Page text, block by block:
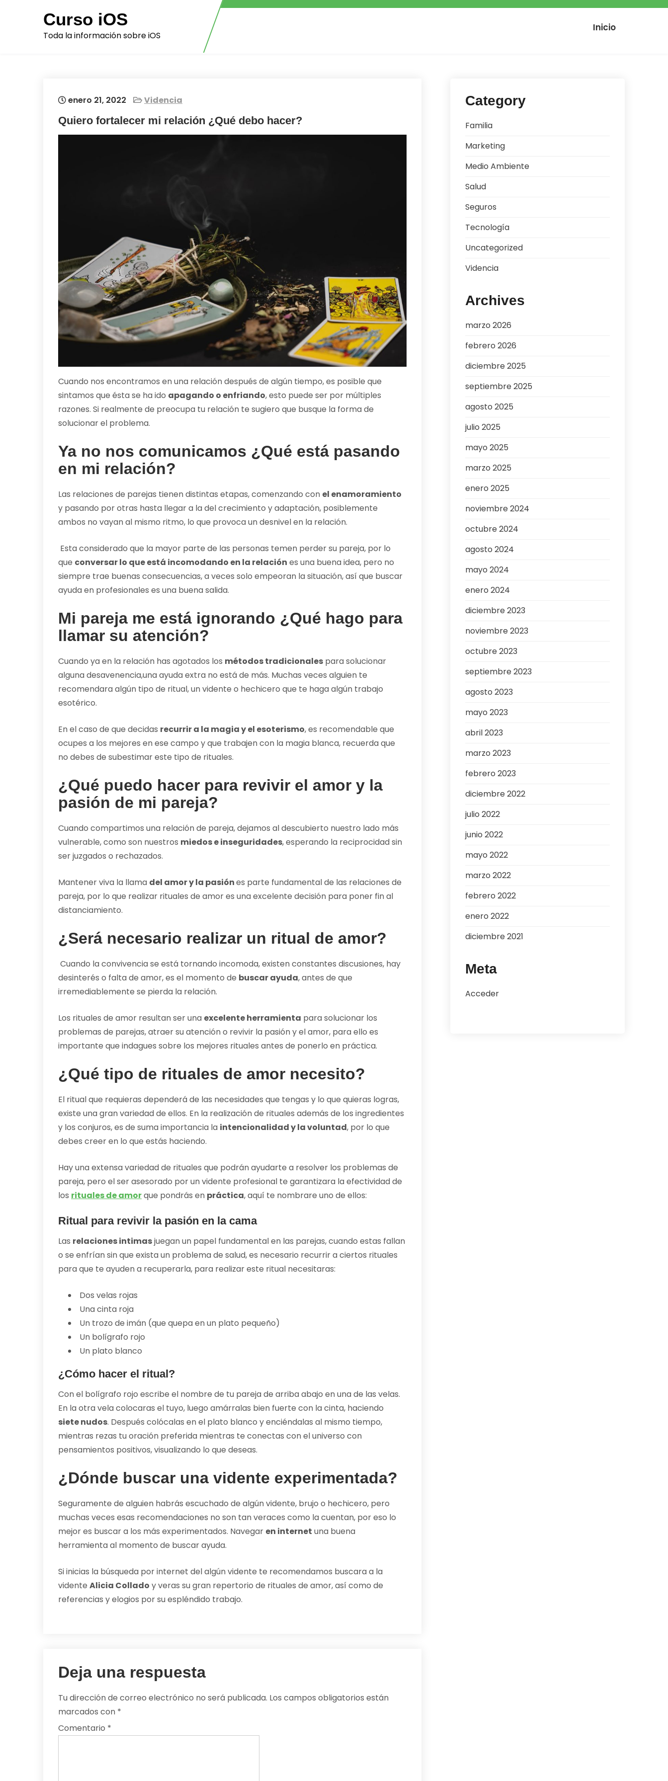
Curso iOS
Toda la información sobre iOS
Inicio
enero 21, 2022 Videncia
Quiero fortalecer mi relación ¿Qué debo hacer?
Cuando nos encontramos en una relación después de algún tiempo, es posible que
sintamos que ésta se ha ido apagando o enfriando, esto puede ser por múltiples
razones. Si realmente de preocupa tu relación te sugiero que busque la forma de
solucionar el problema.
Ya no nos comunicamos ¿Qué está pasando
en mi relación?
Las relaciones de parejas tienen distintas etapas, comenzando con el enamoramiento
y pasando por otras hasta llegar a la del crecimiento y adaptación, posiblemente
ambos no vayan al mismo ritmo, lo que provoca un desnivel en la relación.
Esta considerado que la mayor parte de las personas temen perder su pareja, por lo
que conversar lo que está incomodando en la relación es una buena idea, pero no
siempre trae buenas consecuencias, a veces solo empeoran la situación, así que buscar
ayuda en profesionales es una buena salida.
Mi pareja me está ignorando ¿Qué hago para
llamar su atención?
Cuando ya en la relación has agotados los métodos tradicionales para solucionar
alguna desavenencia,una ayuda extra no está de más. Muchas veces alguien te
recomendara algún tipo de ritual, un vidente o hechicero que te haga algún trabajo
esotérico.
En el caso de que decidas recurrir a la magia y el esoterismo, es recomendable que
ocupes a los mejores en ese campo y que trabajen con la magia blanca, recuerda que
no debes de subestimar este tipo de rituales.
¿Qué puedo hacer para revivir el amor y la
pasión de mi pareja?
Cuando compartimos una relación de pareja, dejamos al descubierto nuestro lado más
vulnerable, como son nuestros miedos e inseguridades, esperando la reciprocidad sin
ser juzgados o rechazados.
Mantener viva la llama del amor y la pasiónes parte fundamental de las relaciones de
pareja, por lo que realizar rituales de amor es una excelente decisión para poner fin al
distanciamiento.
¿Será necesario realizar un ritual de amor?
Cuando la convivencia se está tornando incomoda, existen constantes discusiones, hay
desinterés o falta de amor, es el momento de buscar ayuda, antes de que
irremediablemente se pierda la relación.
Los rituales de amor resultan ser una excelente herramienta para solucionar los
problemas de parejas, atraer su atención o revivir la pasión y el amor, para ello es
importante que indagues sobre los mejores rituales antes de ponerlo en práctica.
¿Qué tipo de rituales de amor necesito?
El ritual que requieras dependerá de las necesidades que tengas y lo que quieras logras,
existe una gran variedad de ellos. En la realización de rituales además de los ingredientes
y los conjuros, es de suma importancia la intencionalidad y la voluntad, por lo que
debes creer en lo que estás haciendo.
Hay una extensa variedad de rituales que podrán ayudarte a resolver los problemas de
pareja, pero el ser asesorado por un vidente profesional te garantizara la efectividad de
los rituales de amorque pondrás en práctica, aquí te nombrare uno de ellos:
Ritual para revivir la pasión en la cama
Las relaciones intimasjuegan un papel fundamental en las parejas, cuando estas fallan
o se enfrían sin que exista un problema de salud, es necesario recurrir a ciertos rituales
para que te ayuden a recuperarla, para realizar este ritual necesitaras:
Dos velas rojas
Una cinta roja
Un trozo de imán (que quepa en un plato pequeño)
Un bolígrafo rojo
Un plato blanco
¿Cómo hacer el ritual?
Con el bolígrafo rojo escribe el nombre de tu pareja de arriba abajo en una de las velas.
En la otra vela colocaras el tuyo, luego amárralas bien fuerte con la cinta, haciendo
siete nudos. Después colócalas en el plato blanco y enciéndalas al mismo tiempo,
mientras rezas tu oración preferida mientras te conectas con el universo con
pensamientos positivos, visualizando lo que deseas.
¿Dónde buscar una vidente experimentada?
Seguramente de alguien habrás escuchado de algún vidente, brujo o hechicero, pero
muchas veces esas recomendaciones no son tan veraces como la cuentan, por eso lo
mejor es buscar a los más experimentados. Navegar en internet una buena
herramienta al momento de buscar ayuda.
Si inicias la búsqueda por internet del algún vidente te recomendamos buscara a la
vidente Alicia Collado y veras su gran repertorio de rituales de amor, así como de
referencias y elogios por su espléndido trabajo.
Deja una respuesta
Tu dirección de correo electrónico no será publicada. Los campos obligatorios están
marcados con *
Comentario *
Category
Familia
Marketing
Medio Ambiente
Salud
Seguros
Tecnología
Uncategorized
Videncia
Archives
marzo 2026
febrero 2026
diciembre 2025
septiembre 2025
agosto 2025
julio 2025
mayo 2025
marzo 2025
enero 2025
noviembre 2024
octubre 2024
agosto 2024
mayo 2024
enero 2024
diciembre 2023
noviembre 2023
octubre 2023
septiembre 2023
agosto 2023
mayo 2023
abril 2023
marzo 2023
febrero 2023
diciembre 2022
julio 2022
junio 2022
mayo 2022
marzo 2022
febrero 2022
enero 2022
diciembre 2021
Meta
Acceder